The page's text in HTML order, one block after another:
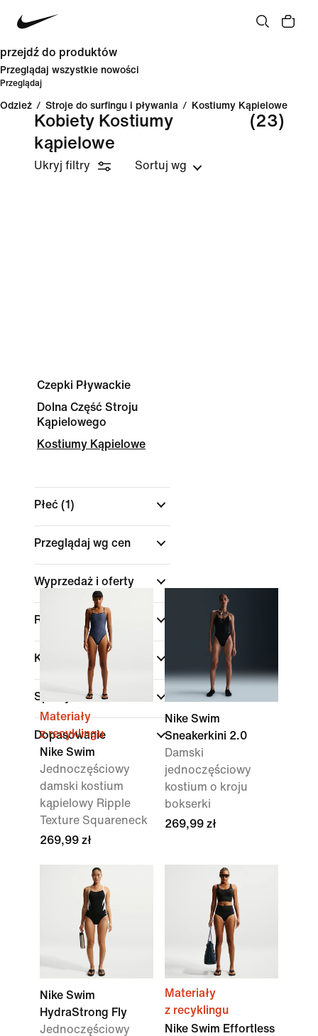
przejdź do produktów
Przeglądaj wszystkie nowości
Przeglądaj
Odzież / Stroje do surfingu i pływania / Kostiumy Kąpielowe
Kobiety Kostiumy
kąpielowe
(23)
Ukryj filtry Sortuj wg
Czepki Pływackie
Dolna Część Stroju
Kąpielowego
Kostiumy Kąpielowe
Płeć (1)
Przeglądaj wg cen
Wyprzedaż i oferty
Rozmiar
Kolor
Sporty
Dopasowanie
Materiały
z recyklingu
Nike Swim
Jednoczęściowy
damski kostium
kąpielowy Ripple
Texture Squareneck
269,99 zł
Nike Swim
Sneakerkini 2.0
Damski
jednoczęściowy
kostium o kroju
bokserki
269,99 zł
Nike Swim
HydraStrong Fly
Jednoczęściowy
Materiały
z recyklingu
Nike Swim Effortless